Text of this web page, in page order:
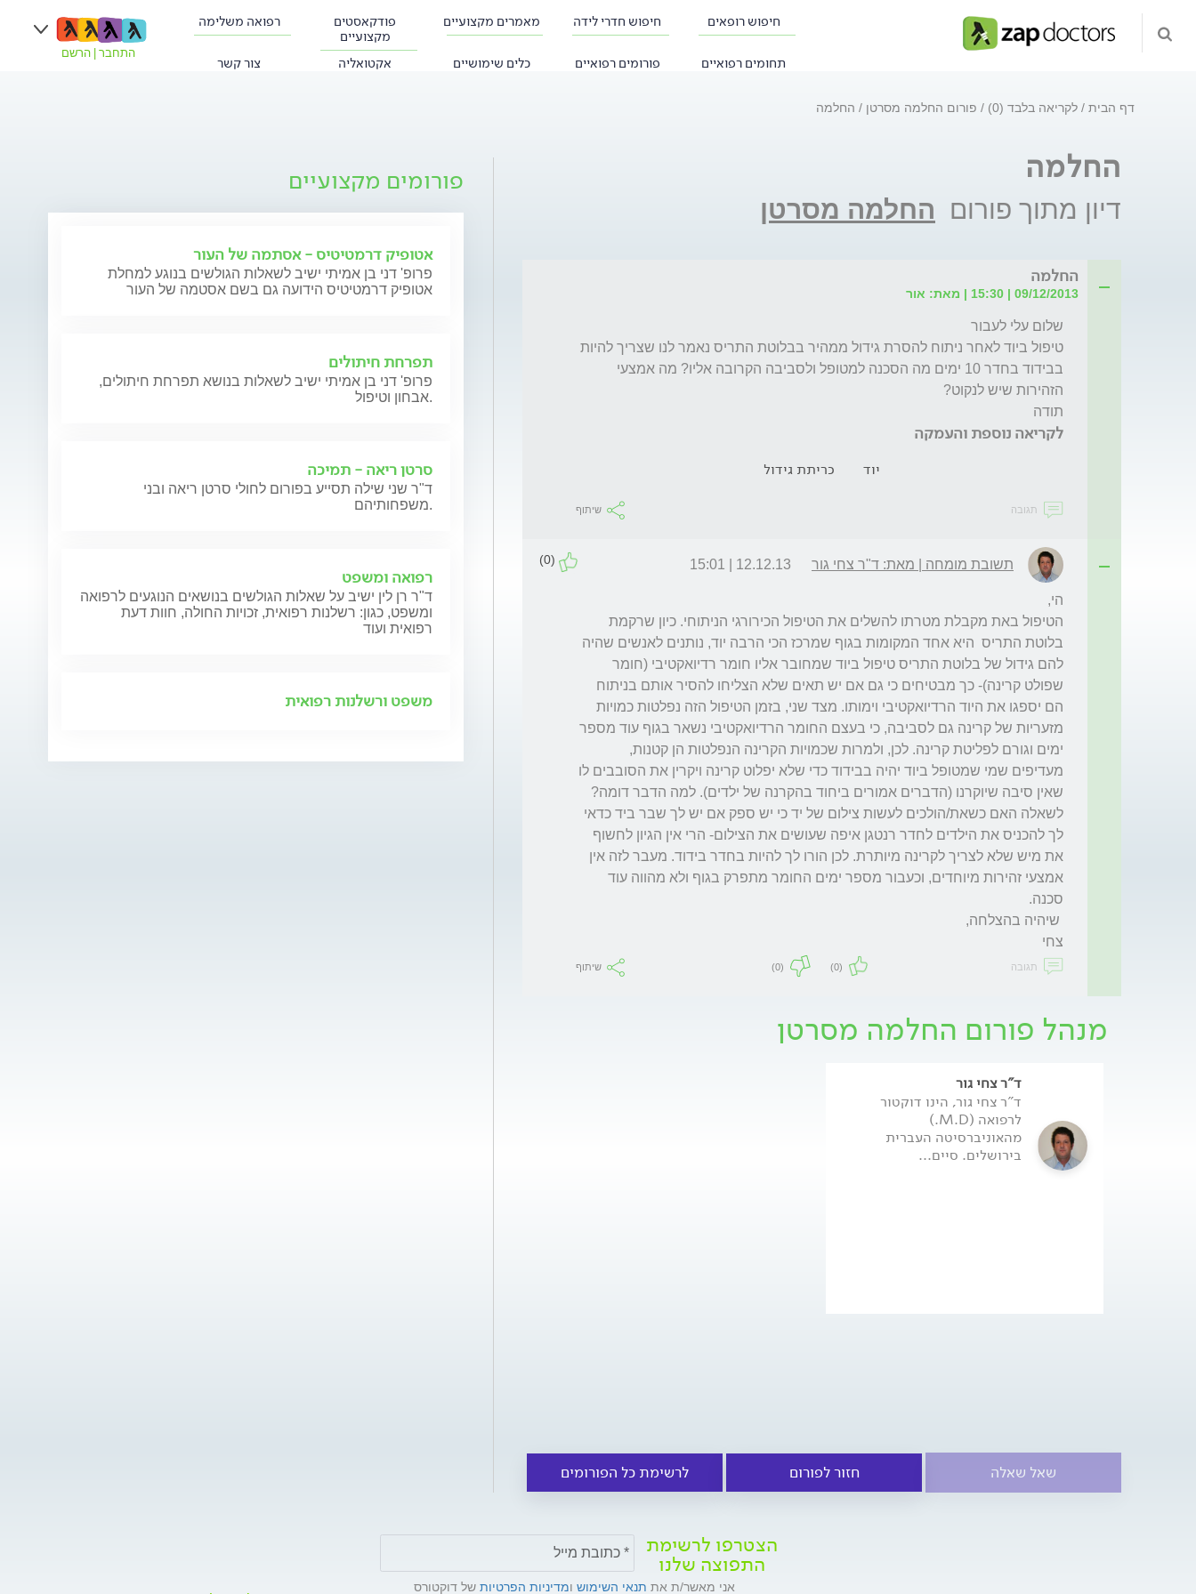
חיפוש רופאים חיפוש חדרי לידה מאמרים מקצועיים
פודקאסטים
מקצועיים
רפואה משלימה
תחומים רפואיים פורומים רפואיים כלים שימושיים אקטואליה צור קשר
התחבר הרשם
דף הבית לקריאה בלבד (0) פורום החלמה מסרטן החלמה
החלמה
דיון מתוך פורום החלמה מסרטן
החלמה
09/12/2013 | 15:30 | מאת: אור
תודה
לקריאה נוספת והעמקה
יוד כריתת גידול
תגובה שיתוף
תשובת מומחה | מאת: ד"ר צחי גור 12.12.13 | 15:01
(0)
צחי
תגובה (0)
(0) שיתוף
מנהל פורום החלמה מסרטן
ד"ר צחי גור
ד"ר צחי גור, הינו דוקטור
לרפואה (M.D.)
מהאוניברסיטה העברית
בירושלים. סיים...
שאל שאלה חזור לפורום לרשימת כל הפורומים
פורומים מקצועיים
אטופיק דרמטיטיס - אסתמה של העור
פרופ' דני בן אמיתי ישיב לשאלות הגולשים בנוגע למחלת
אטופיק דרמטיטיס הידועה גם בשם אסטמה של העור
תפרחת חיתולים
פרופ' דני בן אמיתי ישיב לשאלות בנושא תפרחת חיתולים,
אבחון וטיפול.
סרטן ריאה - תמיכה
ד"ר שני שילה תסייע בפורום לחולי סרטן ריאה ובני
משפחותיהם.
רפואה ומשפט
ד"ר רן לין ישיב על שאלות הגולשים בנושאים הנוגעים לרפואה
ומשפט, כגון: רשלנות רפואית, זכויות החולה, חוות דעת
רפואית ועוד
משפט ורשלנות רפואית
הצטרפו לרשימת
התפוצה שלנו
אני מאשר/ת את תנאי השימוש ומדיניות הפרטיות של דוקטורס